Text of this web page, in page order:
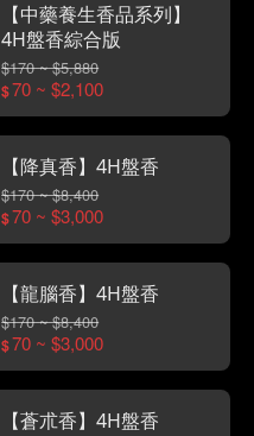
【中藥養生香品系列】
4H盤香綜合版
$170 ~ $5,880
$70 ~ $2,100
【降真香】4H盤香
$170 ~ $8,400
$70 ~ $3,000
【龍腦香】4H盤香
$170 ~ $8,400
$70 ~ $3,000
【蒼朮香】4H盤香